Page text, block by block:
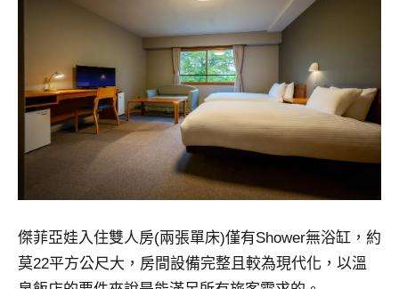
傑菲亞娃入住雙人房(兩張單床)僅有Shower無浴缸，約
莫22平方公尺大，房間設備完整且較為現代化，以溫